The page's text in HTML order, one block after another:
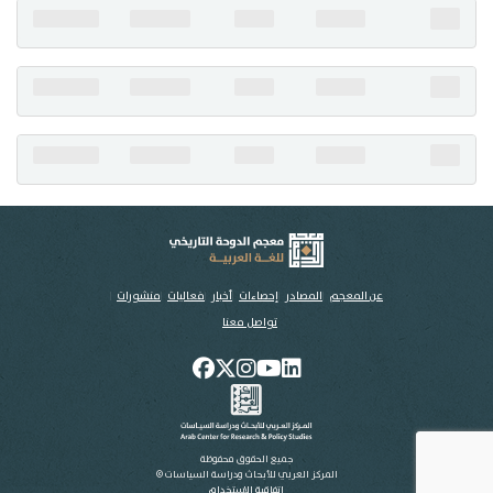
عن المعجم المصادر إحصاءات أخبار فعاليات منشورات
تواصل معنا
جميع الحقوق محفوظة
المركز العربي للأبحاث ودراسة السياسات ©